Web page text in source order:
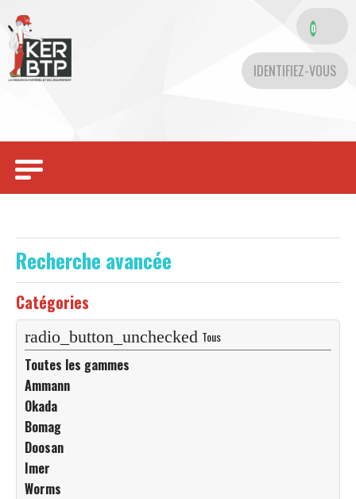
0
IDENTIFIEZ-VOUS
Toggle
navigation
Recherche avancée
Catégories
Tous
Toutes les gammes
Ammann
Okada
Bomag
Doosan
Imer
Worms